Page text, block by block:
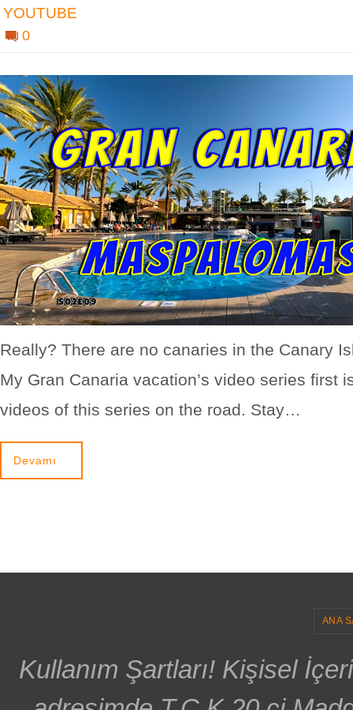
YOUTUBE
0
Really? There are no canaries in the Canary
My Gran Canaria vacation’s video series first
videos of this series on the road. Stay…
Devamı
ANA
Kullanım Şartları! Kişisel